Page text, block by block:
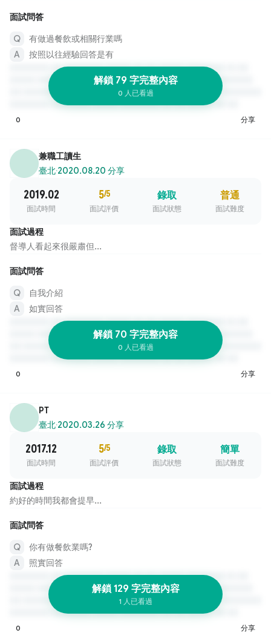
面試問答
有做過餐飲或相關行業嗎
按照以往經驗回答是有
解鎖 79 字完整內容
0 人已看過
0 分享
兼職工讀生
臺北·2020.08.20 分享
2019.02
面試時間
5/5
面試評價
錄取
面試狀態
普通
面試難度
面試過程
督導人看起來很嚴肅但...
面試問答
自我介紹
如實回答
解鎖 70 字完整內容
0 人已看過
0 分享
PT
臺北·2020.03.26 分享
2017.12
面試時間
5/5
面試評價
錄取
面試狀態
簡單
面試難度
面試過程
約好的時間我都會提早...
面試問答
你有做餐飲業嗎?
照實回答
解鎖 129 字完整內容
1 人已看過
0 分享